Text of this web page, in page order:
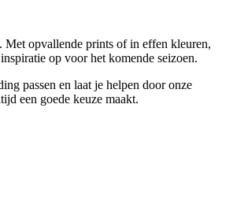
opvallende prints of in effen kleuren,
op voor het komende seizoen.
passen en laat je helpen door onze
een goede keuze maakt.